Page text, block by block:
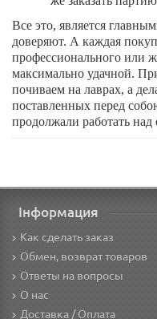
Все это, является
доверяют. А каждая
профессионального или
максимально удачной.
почиваем на лаврах, а
поставленных перед
продолжали работать
Інформация
Как сделать заказ
Обмен, возврат товаров
Ответы на вопросы
О нас
Доставка / Оплата